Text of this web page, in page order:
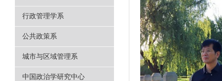
行政管理学系
公共政策系
城市与区域管理系
中国政治学研究中心